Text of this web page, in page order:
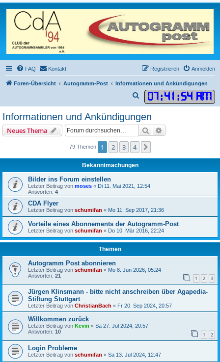
FAQ Kontakt Anmelden
Registrieren
Foren-Übersicht Autogramm-Post Informationen und Ankündigungen
07:41 :54 AM
u
c
h
e
Informationen und Ankündigungen
Neues Thema Suche
79 Themen 1 2 3 4
Bekanntmachungen
Bilder ins Forum einstellen
Letzter Beitrag von moses « Di 11. Mai 2021, 12:54
Antworten: 4
CDA Flyer
Letzter Beitrag von schumifan « Mo 11. Sep 2017, 21:36
Vorteile eines Abonnements der Autogramm-Post
Letzter Beitrag von schumifan « Do 10. Mär 2016, 22:24
Themen
Autogramm Post abonnieren
Letzter Beitrag von schumifan « Mo 8. Jun 2026, 05:24
Antworten: 21 1 2 3
Jürgen Klinsmann - bitte nicht anschreiben über Agapedia-
Stiftung Stuttgart
Letzter Beitrag von ChristianBach « Fr 20. Sep 2024, 20:57
Willkommen zurück
Letzter Beitrag von Kevin « Sa 27. Jul 2024, 20:57
Antworten: 10 1 2
Login Probleme
Letzter Beitrag von schumifan « Sa 13. Jul 2024, 12:47